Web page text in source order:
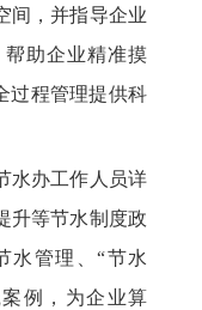
间，并指导企业
助企业精准摸
过程管理提供科
水办工作人员详
升等节水制度政
水管理、“节水
例，为企业算